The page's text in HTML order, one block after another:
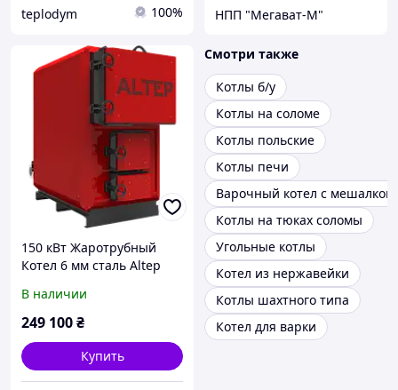
teplodym 100% НПП "Мегават-М"
150 кВт Жаротрубный
Котел 6 мм сталь Altep
В наличии
249 100₴
Купить
Смотри также
Котлы б/у
Котлы на соломе
Котлы польские
Котлы печи
Варочный котел с мешалкой
Котлы на тюках соломы
Угольные котлы
Котел из нержавейки
Котлы шахтного типа
Котел для варки